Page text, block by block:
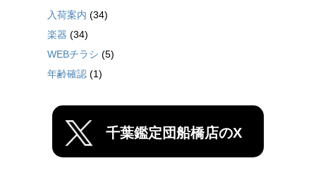
入荷案内 (34)
楽器 (34)
WEBチラシ (5)
年齢確認 (1)
千葉鑑定団船橋店のX